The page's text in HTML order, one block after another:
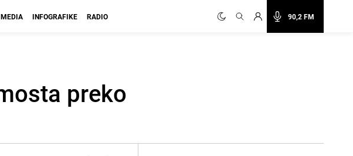
90,2 FM
INFOGRAFIKE RADIO
preko